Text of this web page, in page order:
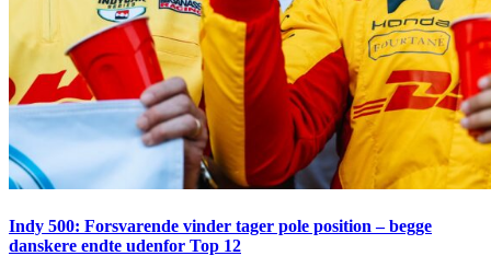
Indy 500: Forsvarende vinder tager pole position – begge
danskere endte udenfor Top 12